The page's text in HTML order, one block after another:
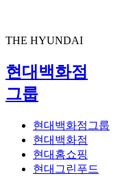
THE HYUNDAI
현대백화점
그룹
현대백화점그룹
현대백화점
현대홈쇼핑
현대그린푸드